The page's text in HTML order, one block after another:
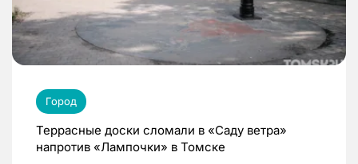
Город
Террасные доски сломали в «Саду ветра»
напротив «Лампочки» в Томске